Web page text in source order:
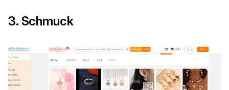
3. Schmuck